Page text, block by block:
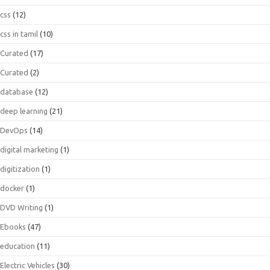
css (12)
css in tamil (10)
Curated (17)
Curated (2)
database (12)
deep learning (21)
DevOps (14)
digital marketing (1)
digitization (1)
docker (1)
DVD Writing (1)
Ebooks (47)
education (11)
Electric Vehicles (30)